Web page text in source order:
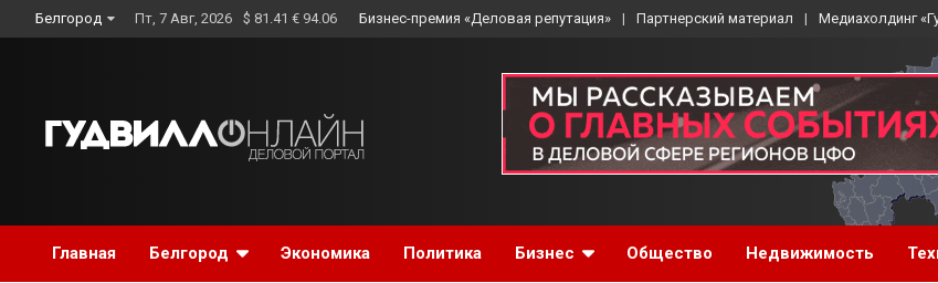
to
Белгород Пт, 7 Авг, 2026 $ 81.41 € 94.06 Бизнес-премия «Деловая репутация» Партнерский материал Медиахолдинг
Главная Белгород Экономика Политика Бизнес Общество Недвижимость